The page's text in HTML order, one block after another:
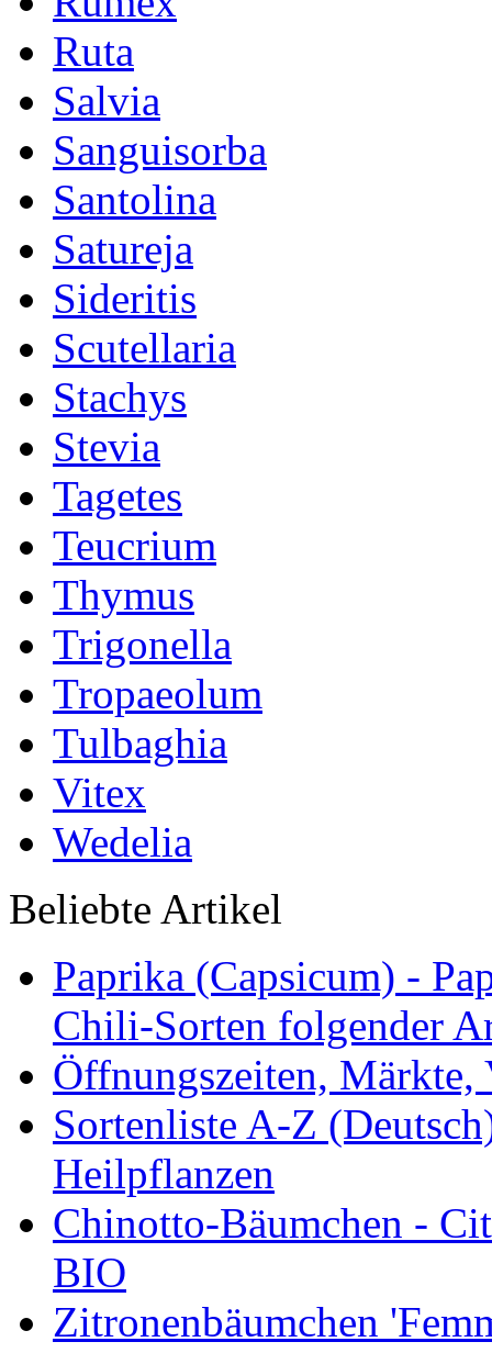
Ruta
Salvia
Sanguisorba
Santolina
Satureja
Sideritis
Scutellaria
Stachys
Stevia
Tagetes
Teucrium
Thymus
Trigonella
Tropaeolum
Tulbaghia
Vitex
Wedelia
Beliebte Artikel
Paprika (Capsicum) -
Chili-Sorten folgender
Öffnungszeiten, Märkte,
Sortenliste A-Z
Heilpflanzen
Chinotto-Bäumchen -
BIO
Zitronenbäumchen